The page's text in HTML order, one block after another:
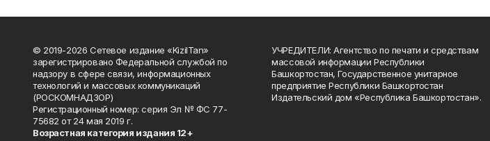
© 2019-2026 Сетевое издание «KizilTan»
зарегистрировано Федеральной службой по
надзору в сфере связи, информационных
технологий и массовых коммуникаций
(РОСКОМНАДЗОР)
Регистрационный номер: серия Эл № ФС 77-
75682 от 24 мая 2019 г.
Возрастная категория издания 12+
УЧРЕДИТЕЛИ: Агентство по печати и средствам
массовой информации Республики
Башкортостан, Государственное унитарное
предприятие Республики Башкортостан
Издательский дом «Республика Башкортостан».